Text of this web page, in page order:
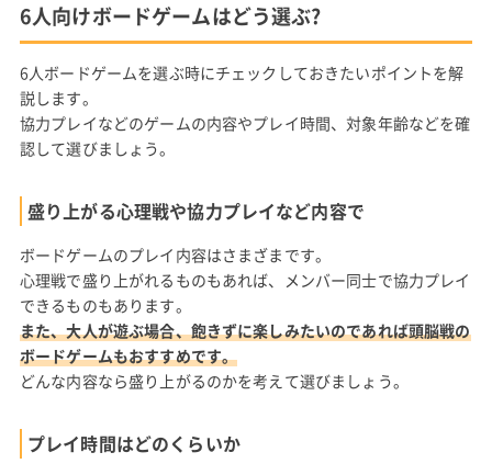
6人向けボードゲームはどう選ぶ?
6人ボードゲームを選ぶ時にチェックしておきたいポイントを解
説します。
協力プレイなどのゲームの内容やプレイ時間、対象年齢などを確
認して選びましょう。
盛り上がる心理戦や協力プレイなど内容で
ボードゲームのプレイ内容はさまざまです。
心理戦で盛り上がれるものもあれば、メンバー同士で協力プレイ
できるものもあります。
また、大人が遊ぶ場合、飽きずに楽しみたいのであれば頭脳戦の
ボードゲームもおすすめです。
どんな内容なら盛り上がるのかを考えて選びましょう。
プレイ時間はどのくらいか